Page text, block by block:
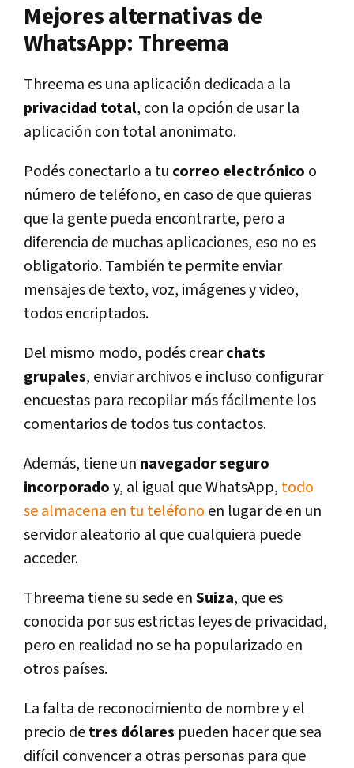
Mejores alternativas de
WhatsApp: Threema
Threema es una aplicación dedicada a la
privacidad total, con la opción de usar la
aplicación con total anonimato.
Podés conectarlo a tu correo electrónico o
número de teléfono, en caso de que quieras
que la gente pueda encontrarte, pero a
diferencia de muchas aplicaciones, eso no es
obligatorio. También te permite enviar
mensajes de texto, voz, imágenes y video,
todos encriptados.
Del mismo modo, podés crearchats
grupales, enviar archivos e incluso configurar
encuestas para recopilar más fácilmente los
comentarios de todos tus contactos.
Además, tiene un navegador seguro
incorporadoy, al igual que WhatsApp, todo
se almacena en tu teléfono en lugar de en un
servidor aleatorio al que cualquiera puede
acceder.
Threema tiene su sede enSuiza, que es
conocida por sus estrictas leyes de privacidad,
pero en realidad no se ha popularizado en
otros países.
La falta de reconocimiento de nombre y el
precio detres dólares pueden hacer que sea
difícil convencer a otras personas para que